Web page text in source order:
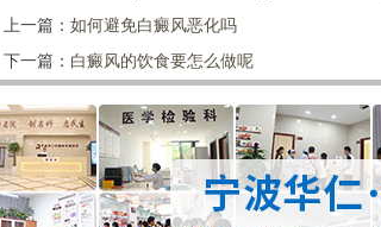
上一篇： 如何避免白癜风恶化吗
下一篇： 白癜风的饮食要怎么做呢